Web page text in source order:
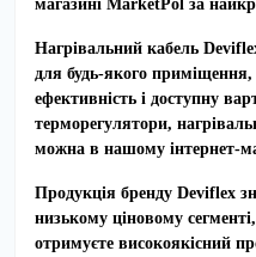
магазині MarketPol за
Нагрівальний кабель
для будь-якого
ефективність і доступну
терморегулятори,
можна в нашому інтернет-
Продукція бренду Deviflex
низькому ціновому
отримуєте високоякісний